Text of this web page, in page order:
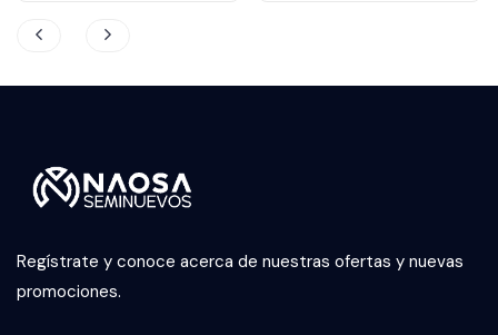
Regístrate y conoce acerca de nuestras ofertas y nuevas
promociones.